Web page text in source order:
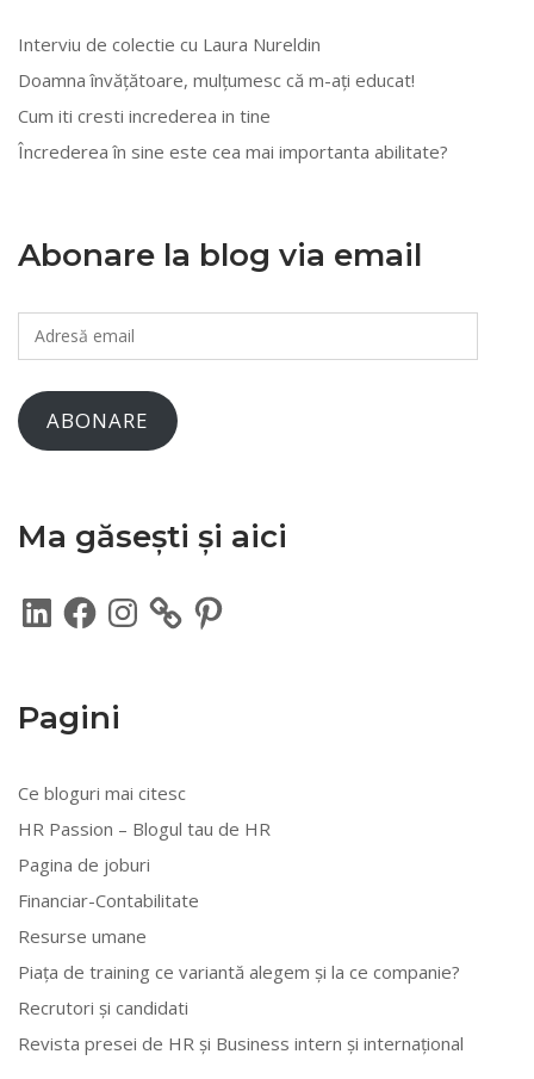
Interviu de colectie cu Laura Nureldin
Doamna învățătoare, mulțumesc că m-ați educat!
Cum iti cresti increderea in tine
Încrederea în sine este cea mai importanta abilitate?
Abonare la blog via email
Adresă
email
ABONARE
Ma găsești și aici
LinkedInFacebookInstagram Pinterest
Pagini
Ce bloguri mai citesc
HR Passion – Blogul tau de HR
Pagina de joburi
Financiar-Contabilitate
Resurse umane
Piața de training ce variantă alegem și la ce companie?
Recrutori și candidati
Revista presei de HR și Business intern și internațional